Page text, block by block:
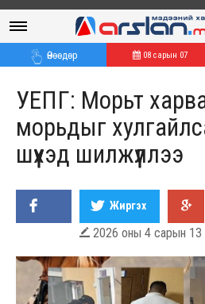
Өнөөдөр 08 сарын 07
УЕПГ: Морьт
морьдыг
шүүхэд шилжүүллээ
Жиргэх
 2026 оны 4 сарын 13